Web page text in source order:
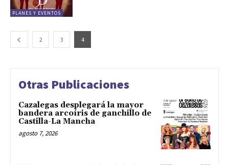
PLANES Y EVENTOS
2 3 4
Otras Publicaciones
Cazalegas desplegará la mayor
bandera arcoíris de ganchillo de
Castilla-La Mancha
agosto 7, 2026